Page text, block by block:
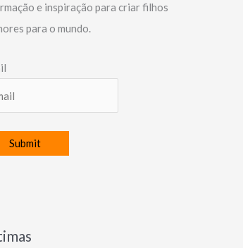
e inspiração para criar filhos
para o mundo.